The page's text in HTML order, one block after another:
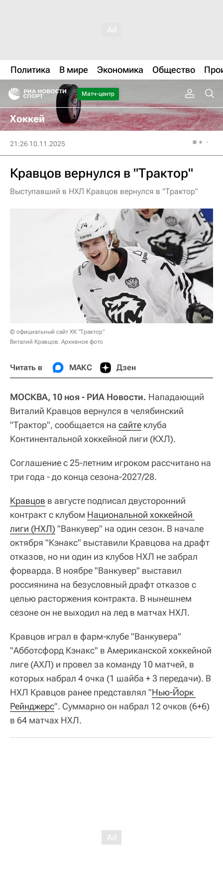
Политика В мире Экономика Общество
Матч-центр
Хоккей
21:26 10.11.2025
Кравцов вернулся в "Трактор"
Выступавший в НХЛ Кравцов вернулся в "Трактор"
© официальный сайт ХК "Трактор"
Виталий Кравцов. Архивное фото
Читать в МАКС Дзен
МОСКВА, 10 ноя - РИА Новости. Нападающий
Виталий Кравцов вернулся в челябинский
"Трактор", сообщается на сайте клуба
Континентальной хоккейной лиги (КХЛ).
Соглашение с 25-летним игроком рассчитано на
три года - до конца сезона-2027/28.
Кравцов в августе подписал двусторонний
контракт с клубом Национальной хоккейной
лиги (НХЛ) "Ванкувер" на один сезон. В начале
октября "Кэнакс" выставили Кравцова на драфт
отказов, но ни один из клубов НХЛ не забрал
форварда. В ноябре "Ванкувер" выставил
россиянина на безусловный драфт отказов с
целью расторжения контракта. В нынешнем
сезоне он не выходил на лед в матчах НХЛ.
Кравцов играл в фарм-клубе "Ванкувера"
"Абботсфорд Кэнакс" в Американской хоккейной
лиге (АХЛ) и провел за команду 10 матчей, в
которых набрал 4 очка (1 шайба + 3 передачи). В
НХЛ Кравцов ранее представлял "Нью-Йорк
Рейнджерс". Суммарно он набрал 12 очков (6+6)
в 64 матчах НХЛ.